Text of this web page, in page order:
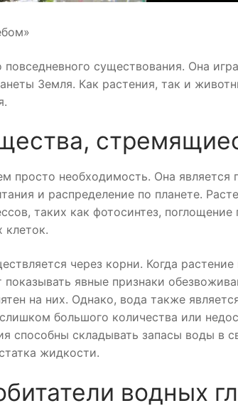
существования. Она
Земля. Как растения, так и
просто необходимость. Она является
и распределение по планете.
таких как фотосинтез, поглощение
через корни. Когда растение
явные признаки
на них. Однако, вода также
большого количества или
способны складывать запасы воды в
жидкости.
водных